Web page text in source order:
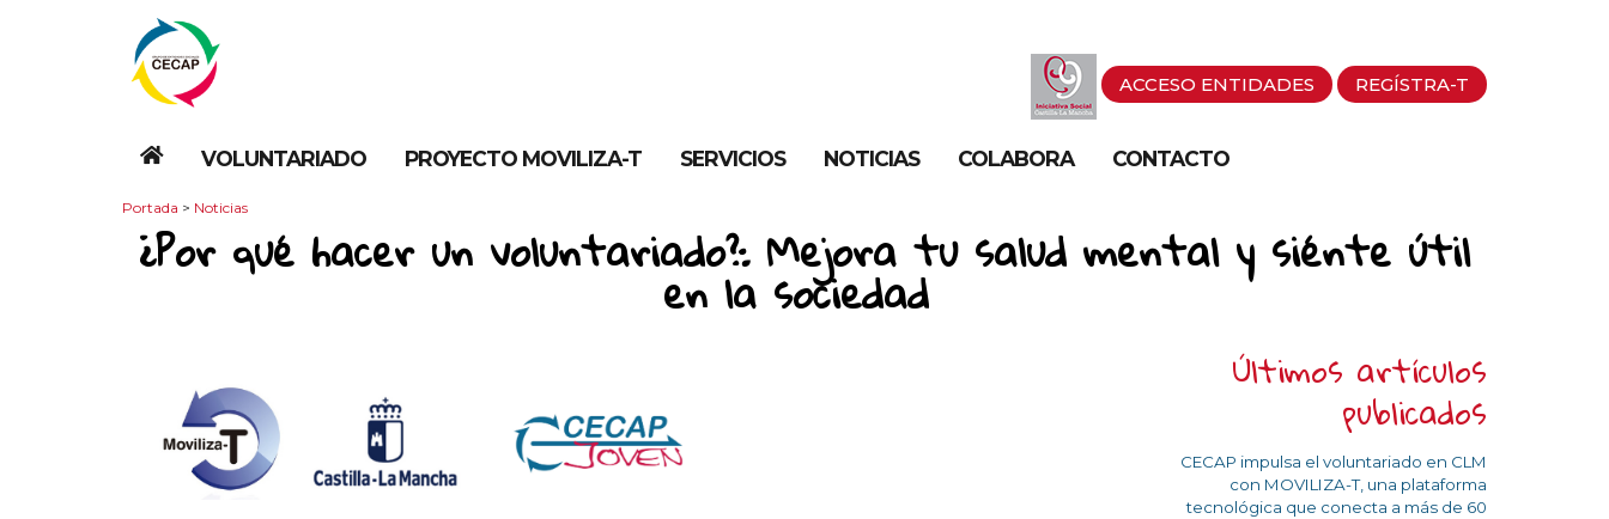
ACCESO ENTIDADES REGÍSTRA-T
VOLUNTARIADO PROYECTO MOVILIZA-T SERVICIOS NOTICIAS COLABORA CONTACTO
Portada > Noticias
¿Por qué hacer un voluntariado?: Mejora tu salud mental y siénte útil
en la sociedad
Últimos artículos
publicados
CECAP impulsa el voluntariado en CLM
con MOVILIZA-T, una plataforma
tecnológica que conecta a más de 60